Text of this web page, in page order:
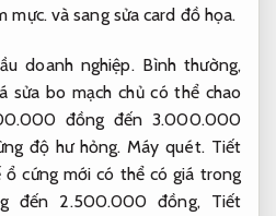
mực.và sang sửa card đồ họa.
doanh nghiệp.Bình thường,
sửa bo mạch chủ có thể chao
đồng đến 3.000.000
độ hư hỏng.Máy quét. Tiết
cứng mới có thể có giá trong
đến 2.500.000 đồng, Tiết